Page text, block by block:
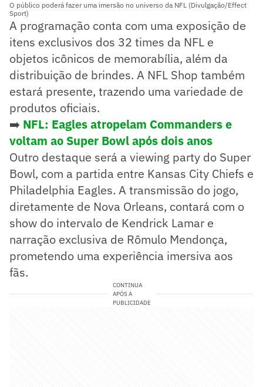
O público poderá fazer uma imersão no universo da NFL (Divulgação/Effect
Sport)
A programação conta com uma exposição de
itens exclusivos dos 32 times da NFL e
objetos icônicos de memorabília, além da
distribuição de brindes. A NFL Shop também
estará presente, trazendo uma variedade de
produtos oficiais.
➡️ NFL: Eagles atropelam Commanders e
voltam ao Super Bowl após dois anos
Outro destaque será a viewing party do Super
Bowl, com a partida entre Kansas City Chiefs e
Philadelphia Eagles. A transmissão do jogo,
diretamente de Nova Orleans, contará com o
show do intervalo de Kendrick Lamar e
narração exclusiva de Rômulo Mendonça,
prometendo uma experiência imersiva aos
fãs.
CONTINUA
APÓS A
PUBLICIDADE